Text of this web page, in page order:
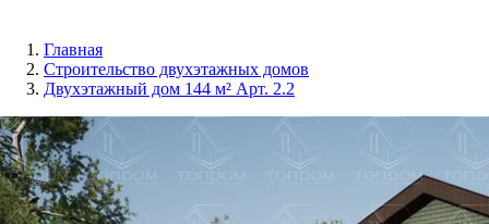
Главная
Строительство двухэтажных домов
Двухэтажный дом 144 м² Арт. 2.2